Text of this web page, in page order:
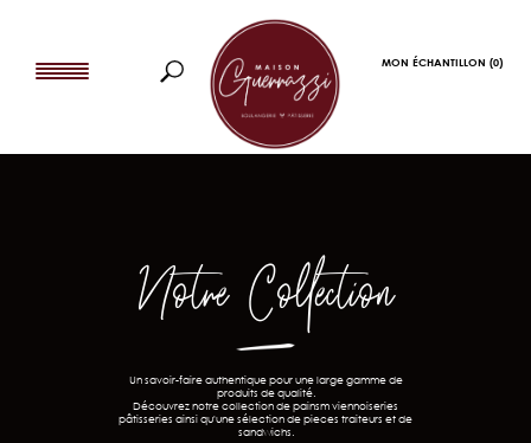
MON ÉCHANTILLON(0)
Notre Collection
Un savoir-faire authentique pour une large gamme de
produits de qualité.
Découvrez notre collection de painsm viennoiseries
pâtisseries ainsi qu'une sélection de pieces traiteurs et de
sandwichs.